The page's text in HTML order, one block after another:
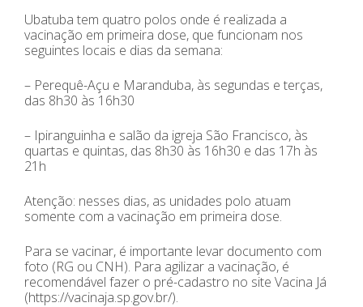
Ubatuba tem quatro polos onde é realizada a
vacinação em primeira dose, que funcionam nos
seguintes locais e dias da semana:
– Perequê-Açu e Maranduba, às segundas e terças,
das 8h30 às 16h30
– Ipiranguinha e salão da igreja São Francisco, às
quartas e quintas, das 8h30 às 16h30 e das 17h às
21h
Atenção: nesses dias, as unidades polo atuam
somente com a vacinação em primeira dose.
Para se vacinar, é importante levar documento com
foto (RG ou CNH). Para agilizar a vacinação, é
recomendável fazer o pré-cadastro no site Vacina Já
(https://vacinaja.sp.gov.br/).